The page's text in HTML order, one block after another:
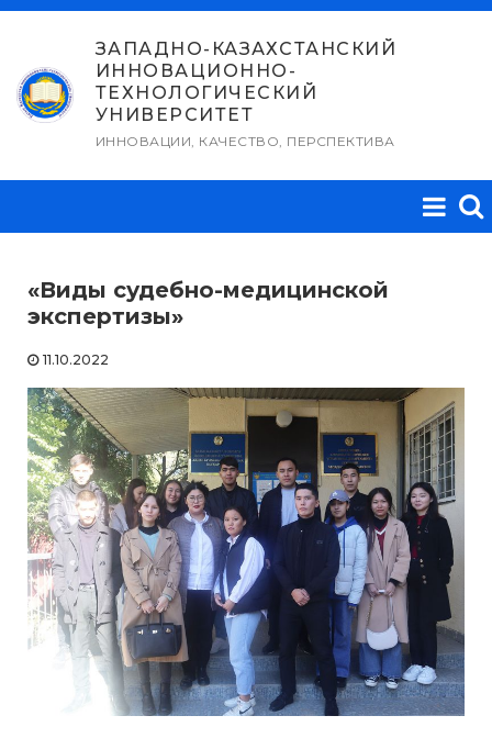
Перейти
содержимому
ЗАПАДНО-КАЗАХСТАНСКИЙ
ИННОВАЦИОННО-
ТЕХНОЛОГИЧЕСКИЙ
УНИВЕРСИТЕТ
ИННОВАЦИИ, КАЧЕСТВО, ПЕРСПЕКТИВА
«Виды судебно-медицинской
экспертизы»
11.10.2022